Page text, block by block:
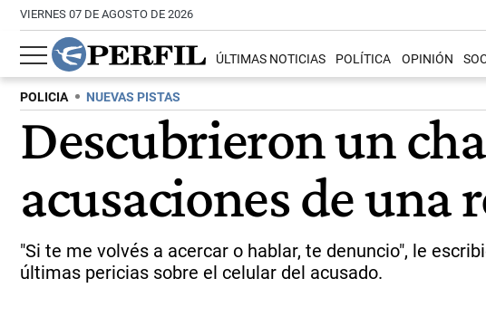
VIERNES 07 DE AGOSTO DE 2026
ÚLTIMAS NOTICIAS POLÍTICA OPINIÓN
POLICIA NUEVAS PISTAS
Descubrieron un
acusaciones de
"Si te me volvés a acercar o hablar, te denuncio", le
últimas pericias sobre el celular del acusado.